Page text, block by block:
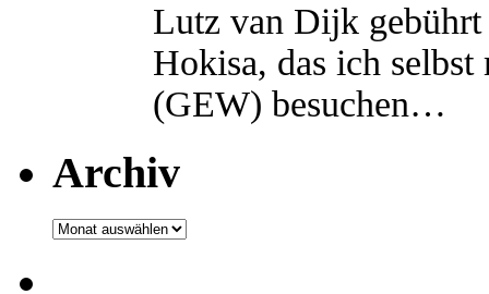
Lutz van Dijk
Hokisa, das ich
(GEW) besuchen…
Archiv
Archiv